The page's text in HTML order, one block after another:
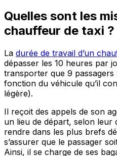
Quelles sont les
chauffeur de taxi ?
La durée de travail d’un
dépasser les 10 heures par
transporter que 9
fonction du véhicule qu’il
légère).
Il reçoit des appels de son
un lieu de départ, selon leur
rendre dans les plus brefs
s’assurer que le passager
Ainsi, il se charge de ses